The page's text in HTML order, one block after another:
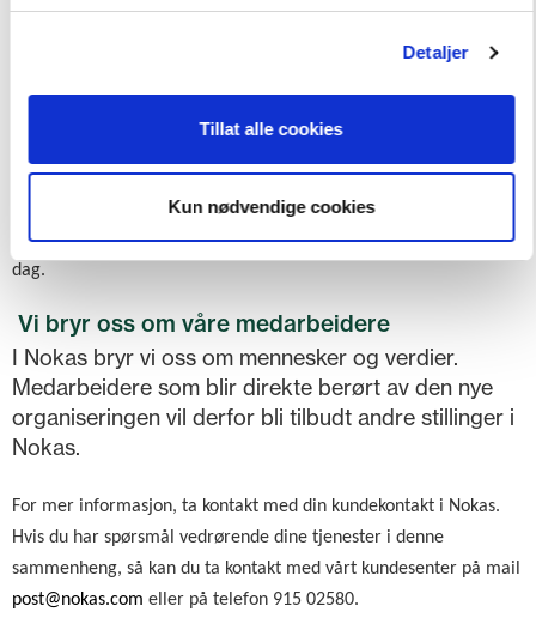
Detaljer
Tillat alle cookies
Kun nødvendige cookies
nåværende frister og sikkerheten vil som alltid være i henhold til
våre strengeste krav. Våre kunder vil fortsatt kunne bestille veksel
og få sine oppgjør inn på konto på samme måte som de gjør i
dag.
Vi bryr oss om våre medarbeidere
I Nokas bryr vi oss om mennesker og verdier.
Medarbeidere som blir direkte berørt av den nye
organiseringen vil derfor bli tilbudt andre stillinger i
Nokas.
For mer informasjon, ta kontakt med din kundekontakt i Nokas.
Hvis du har spørsmål vedrørende dine tjenester i denne
sammenheng, så kan du ta kontakt med vårt kundesenter på mail
post@nokas.com eller på telefon 915 02580.